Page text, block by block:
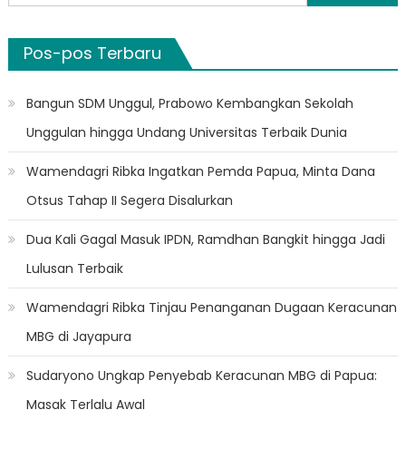
untuk:
Pos-pos Terbaru
Bangun SDM Unggul, Prabowo Kembangkan Sekolah
Unggulan hingga Undang Universitas Terbaik Dunia
Wamendagri Ribka Ingatkan Pemda Papua, Minta Dana
Otsus Tahap II Segera Disalurkan
Dua Kali Gagal Masuk IPDN, Ramdhan Bangkit hingga Jadi
Lulusan Terbaik
Wamendagri Ribka Tinjau Penanganan Dugaan Keracunan
MBG di Jayapura
Sudaryono Ungkap Penyebab Keracunan MBG di Papua:
Masak Terlalu Awal